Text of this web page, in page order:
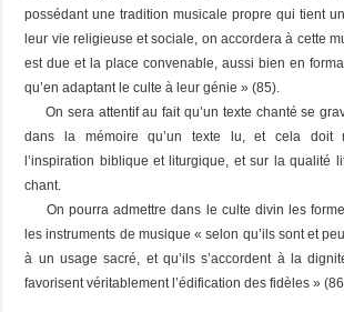
possédant une tradition musicale propre qui tient
leur vie religieuse et sociale, on accordera à cette
est due et la place convenable, aussi bien en
qu’en adaptant le culte à leur génie » (85).
On sera attentif au fait qu’un texte chanté se
dans la mémoire qu’un texte lu, et cela doit
l’inspiration biblique et liturgique, et sur la qualité
chant.
On pourra admettre dans le culte divin les
les instruments de musique « selon qu’ils sont et
à un usage sacré, et qu’ils s’accordent à la
favorisent véritablement l’édification des fidèles »